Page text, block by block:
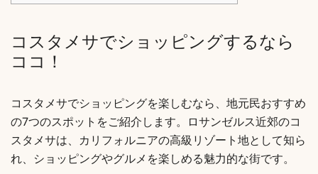
コスタメサでショッピングするなら
ココ！
コスタメサでショッピングを楽しむなら、地元民おすすめ
の7つのスポットをご紹介します。ロサンゼルス近郊のコ
スタメサは、カリフォルニアの高級リゾート地として知ら
れ、ショッピングやグルメを楽しめる魅力的な街です。